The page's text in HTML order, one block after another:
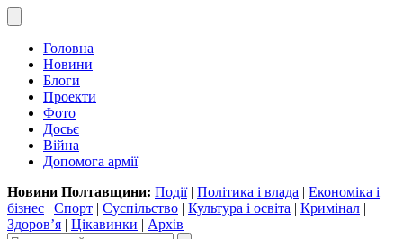
Головна
Новини
Блоги
Проекти
Фото
Досьє
Війна
Допомога армії
Новини Полтавщини: Події| Політика і влада | Економіка і
бізнес | Спорт | Суспільство | Культура і освіта | Кримінал |
Здоров’я | Цікавинки | Архів